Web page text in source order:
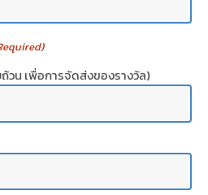
น เพื่อการจัดส่งของรางวัล)